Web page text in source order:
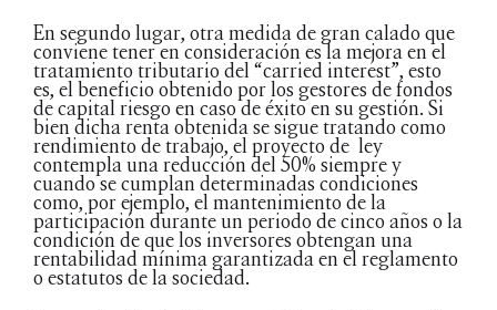
En segundo lugar, otra medida de gran calado que
conviene tener en consideración es la mejora en el
tratamiento tributario del “carried interest”, esto
es, el beneficio obtenido por los gestores de fondos
de capital riesgo en caso de éxito en su gestión. Si
bien dicha renta obtenida se sigue tratando como
rendimiento de trabajo, el proyecto de ley
contempla una reducción del 50% siempre y
cuando se cumplan determinadas condiciones
como, por ejemplo, el mantenimiento de la
participación durante un periodo de cinco años o la
condición de que los inversores obtengan una
rentabilidad mínima garantizada en el reglamento
o estatutos de la sociedad.